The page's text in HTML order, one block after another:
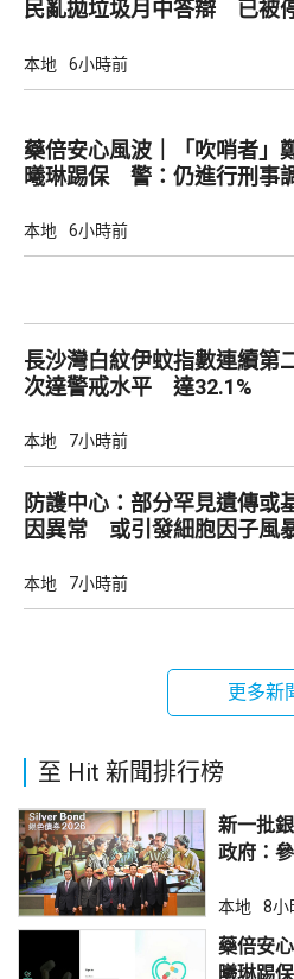
民亂拋垃圾月中答辯 已被
本地 6小時前
藥倍安心風波｜「吹哨者」
曦琳踢保 警：仍進行刑事
本地 6小時前
長沙灣白紋伊蚊指數連續第
次達警戒水平 達32.1%
本地 7小時前
防護中心：部分罕見遺傳或
因異常 或引發細胞因子風
本地 7小時前
更多新
至 Hit 新聞排行榜
新一批
政府：
本地 8小
藥倍安
曦琳踢